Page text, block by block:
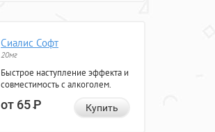
Сиалис Софт
20мг
Быстрое наступление эффекта и
совместимость с алкоголем.
от 65Р Купить